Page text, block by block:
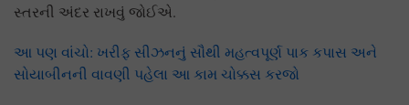
સ્તરની અંદર રાખવું જોઈએ.
આ પણ વાંચો: ખરીફ સીઝનનું સૌથી મહત્વપૂર્ણ પાક કપાસ અને
સોયાબીનની વાવણી પહેલા આ કામ ચોક્કસ કરજો